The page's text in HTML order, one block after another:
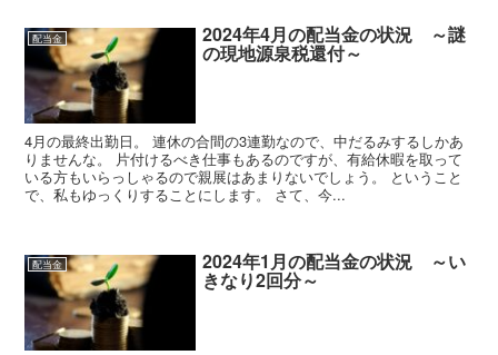
配当金 2024年4月の配当金の状況 ～謎
の現地源泉税還付～
4月の最終出勤日。 連休の合間の3連勤なので、中だるみするしかあ
りませんな。 片付けるべき仕事もあるのですが、有給休暇を取って
いる方もいらっしゃるので親展はあまりないでしょう。 ということ
で、私もゆっくりすることにします。 さて、今...
配当金 2024年1月の配当金の状況 ～い
きなり2回分～